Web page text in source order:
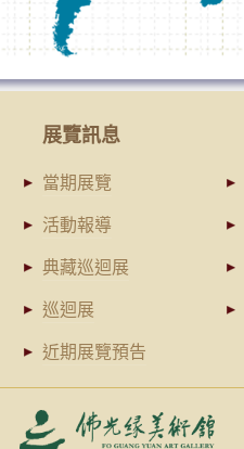
展覽訊息
當期展覽
活動報導
典藏巡迴展
巡迴展
近期展覽預告